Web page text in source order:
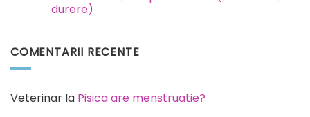
Ilfov
Rottweiler:
boli
predispusă
durere)
Pisica
la
rutină
COMENTARII RECENTE
Veterinar la Pisica are menstruatie?